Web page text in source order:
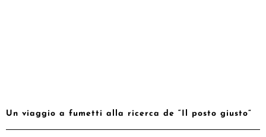
Un viaggio a fumetti alla ricerca de “Il posto giusto”